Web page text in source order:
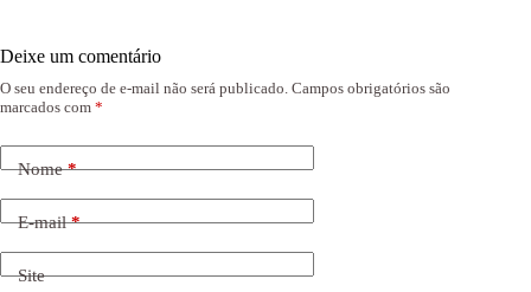
Deixe um comentário
O seu endereço de e-mail não será publicado. Campos obrigatórios são
marcados com *
Nome*
E-mail*
Site